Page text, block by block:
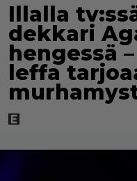
Illalla
dekkari
hengessä
leffa